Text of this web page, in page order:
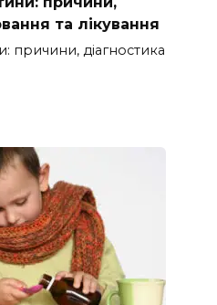
та лікування
причини, діагностика